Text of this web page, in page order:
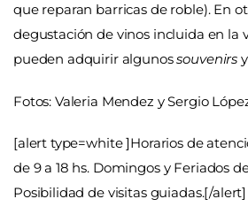
que reparan barricas de roble). En
degustación de vinos incluida en la
pueden adquirir algunossouvenirs
Fotos: Valeria Mendez y Sergio
[alert type=white ]Horarios de
de 9 a 18 hs. Domingos y Feriados de
Posibilidad de visitas guiadas.[/alert]